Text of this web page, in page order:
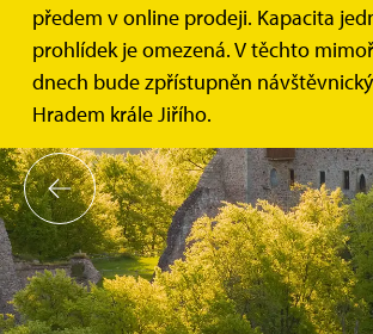
předem v online prodeji. Kapacita
prohlídek je omezená. V těchto
dnech bude zpřístupněn
Hradem krále Jiřího.